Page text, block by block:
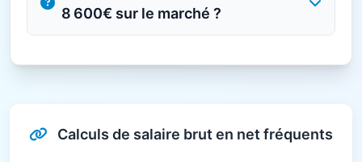
8 600€ sur le marché ?
Calculs de salaire brut en net fréquents